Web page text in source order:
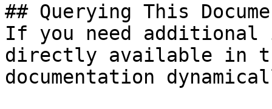
## Querying This
If you need
directly available in
documentation